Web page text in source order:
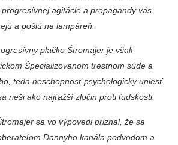
agitácie a propagandy vás
a pošlú na lampáreň.
plačko Štromajer je však
Špecializovanom trestnom súde a
teda neschopnosť psychologicky uniesť
rieši ako najťažší zločin proti ľudskosti.
sa vo výpovedi priznal, že sa
Dannyho kanála podvodom a